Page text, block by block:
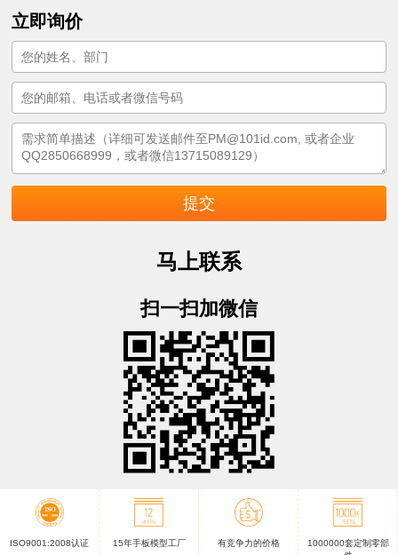
立即询价
马上联系
扫一扫加微信
ISO9001:2008认证 15年手板模型工厂 有竞争力的价格
1000000套定制零部